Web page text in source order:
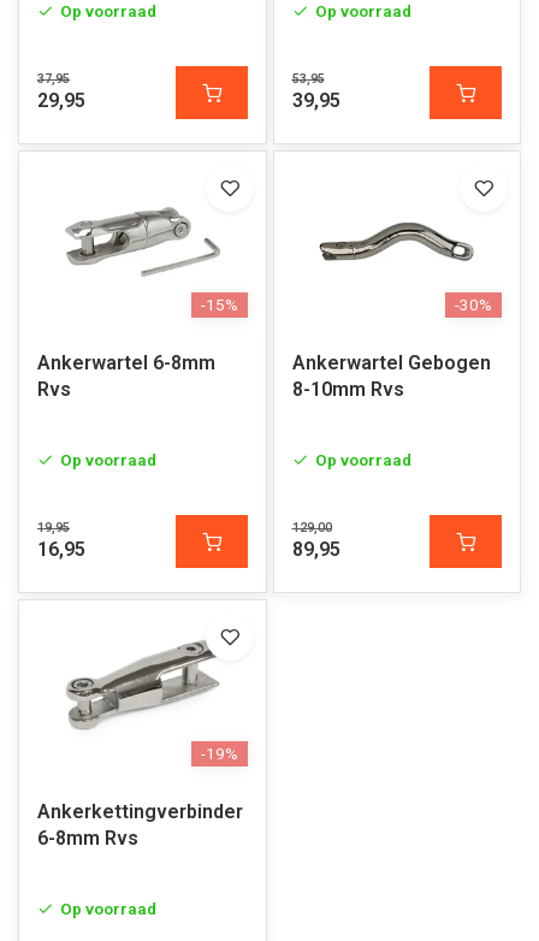
Op voorraad
37,95
29,95
Op voorraad
53,95
39,95
-15%
Ankerwartel 6-8mm
Rvs
Op voorraad
19,95
16,95
-30%
Ankerwartel Gebogen
8-10mm Rvs
Op voorraad
129,00
89,95
-19%
Ankerkettingverbinder
6-8mm Rvs
Op voorraad